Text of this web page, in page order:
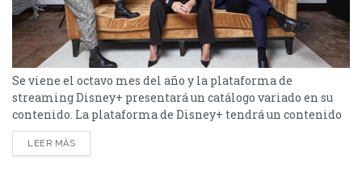
Se viene el octavo mes del año y la plataforma de
streaming Disney+ presentará un catálogo variado en su
contenido. La plataforma de Disney+ tendrá un contenido
variado durante el mes de agosto. Desde Star Wars: Visions
- La Novena Jedi hasta Animales, la lista es extensa.
LEER MÁS